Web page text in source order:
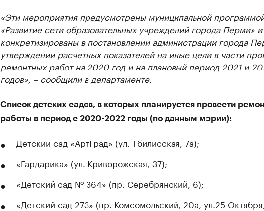
«Эти мероприятия предусмотрены муниципальной
«Развитие сети образовательных учреждений города Перми» и
конкретизированы в постановлении администрации города
утверждении расчетных показателей на иные цели в части
ремонтных работ на 2020 год и на плановый период 2021 и
годов», – сообщили в департаменте.
Список детских садов, в которых планируется провести
работы в период с 2020-2022 годы (по данным мэрии):
Детский сад «АртГрад» (ул. Тбилисская, 7а);
«Гардарика» (ул. Криворожская, 37);
«Детский сад № 364» (пр. Серебрянский, 6);
«Детский сад 273» (пр. Комсомольский, 20а, ул.25